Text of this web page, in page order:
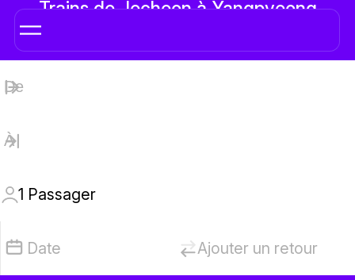
Trains de Jecheon à Yangpyeong
1 Passager
Date Ajouter un retour